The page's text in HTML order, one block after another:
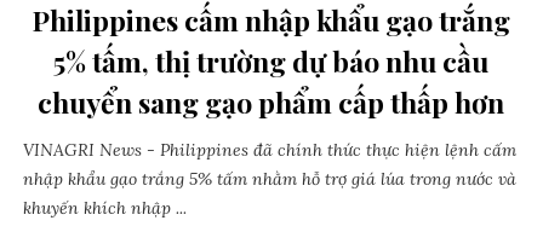
Philippines cấm nhập khẩu gạo trắng
5% tấm, thị trường dự báo nhu cầu
chuyển sang gạo phẩm cấp thấp hơn
VINAGRI News - Philippines đã chính thức thực hiện lệnh cấm
nhập khẩu gạo trắng 5% tấm nhằm hỗ trợ giá lúa trong nước và
khuyến khích nhập ...